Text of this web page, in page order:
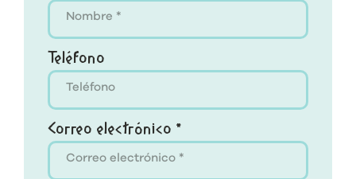
Teléfono
Correo electrónico *